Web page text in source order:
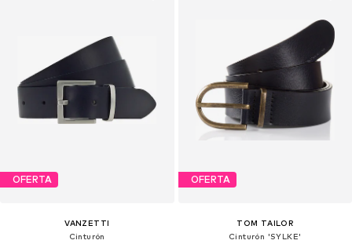
OFERTA
VANZETTI
Cinturón
OFERTA
TOM TAILOR
Cinturón 'SYLKE'